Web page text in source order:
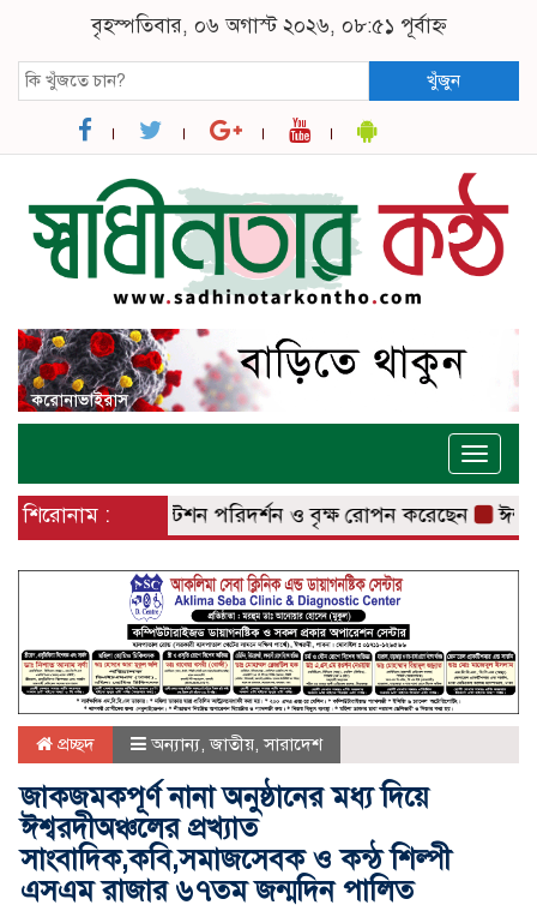
বৃহস্পতিবার, ০৬ অগাস্ট ২০২৬, ০৮:৫১ পূর্বাহ্ন
খুঁজুন
Toggle
শিরোনাম :
রেলওয়ে স্টেশন পরিদর্শন ও বৃক্ষ রোপন করেছেন ঈশ্বরদীতে
প্রচ্ছদ অন্যান্য,জাতীয়,সারাদেশ
জাকজমকপূর্ণ নানা অনুষ্ঠানের মধ্য দিয়ে
ঈশ্বরদীঅঞ্চলের প্রখ্যাত
সাংবাদিক,কবি,সমাজসেবক ও কন্ঠ শিল্পী
এসএম রাজার ৬৭তম জন্মদিন পালিত